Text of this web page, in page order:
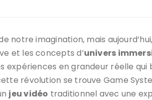
notre imagination, mais
et les concepts d’univers
expériences en grandeur réelle qui
révolution se trouve Game
jeu vidéo traditionnel avec une